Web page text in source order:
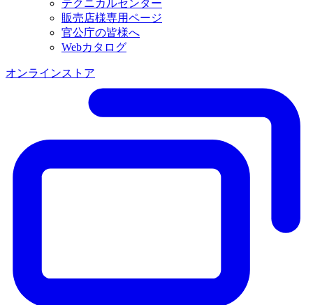
テクニカルセンター
販売店様専用ページ
官公庁の皆様へ
Webカタログ
オンラインストア